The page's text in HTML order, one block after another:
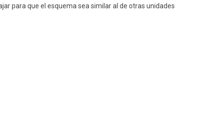
para que el esquema sea similar al de otras unidades